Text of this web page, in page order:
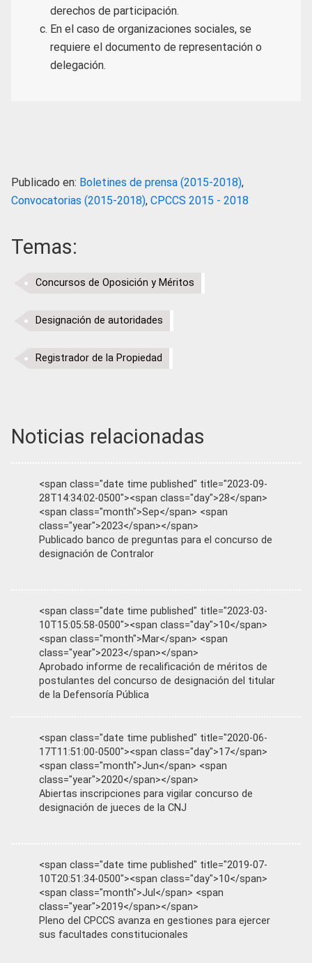
derechos de participación.
En el caso de organizaciones sociales, se
requiere el documento de representación o
delegación.
Publicado en: Boletines de prensa (2015-2018),
Convocatorias (2015-2018), CPCCS 2015 - 2018
Temas:
Concursos de Oposición y Méritos
Designación de autoridades
Registrador de la Propiedad
Noticias relacionadas
<span class="date time published" title="2023-09-
28T14:34:02-0500"><span class="day">28</span>
<span class="month">Sep</span> <span
class="year">2023</span></span>
Publicado banco de preguntas para el concurso de
designación de Contralor
<span class="date time published" title="2023-03-
10T15:05:58-0500"><span class="day">10</span>
<span class="month">Mar</span> <span
class="year">2023</span></span>
Aprobado informe de recalificación de méritos de
postulantes del concurso de designación del titular
de la Defensoría Pública
<span class="date time published" title="2020-06-
17T11:51:00-0500"><span class="day">17</span>
<span class="month">Jun</span> <span
class="year">2020</span></span>
Abiertas inscripciones para vigilar concurso de
designación de jueces de la CNJ
<span class="date time published" title="2019-07-
10T20:51:34-0500"><span class="day">10</span>
<span class="month">Jul</span> <span
class="year">2019</span></span>
Pleno del CPCCS avanza en gestiones para ejercer
sus facultades constitucionales